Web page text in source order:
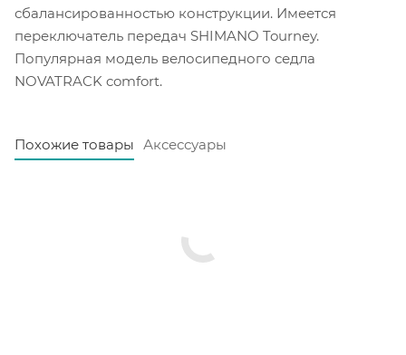
сбалансированностью конструкции. Имеется
переключатель передач SHIMANO Tourney.
Популярная модель велосипедного седла
NOVATRACK comfort.
Похожие товары Аксессуары